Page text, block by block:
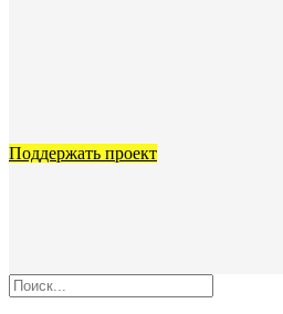
Поддержать проект